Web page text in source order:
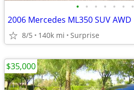
• • • • • • •
2006 Mercedes ML350 SUV AWD
8/5 140k mi Surprise
$35,000